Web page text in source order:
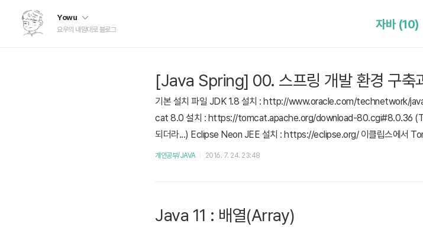
Yowu
요우의 내맘대로 블로그 자바 (10)
[Java Spring] 00. 스프링 개발 환경 구축
기본 설치 파일 JDK 1.8 설치 : http://www.oracle.com/technetwork/
cat 8.0 설치 : https://tomcat.apache.org/download-80.cgi#8.0.36
되더라...) Eclipse Neon JEE 설치 : https://eclipse.org/ 이클립스에서
중인데, Eclipse를 관리자 권한으로 실행하지 않으니 Tomcat 8 포트가 열
개인공부/JAVA 2016. 7. 24. 23:48
Java 11 : 배열(Array)